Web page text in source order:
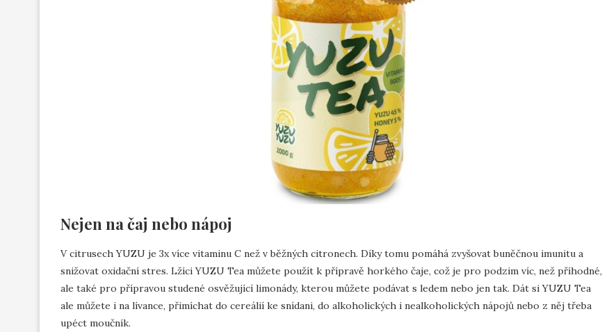
Nejen na čaj nebo nápoj
V citrusech YUZU je 3x více vitaminu C než v běžných citronech. Díky tomu pomáhá zvyšovat buněčnou imunitu a
snižovat oxidační stres. Lžíci YUZU Tea můžete použít k přípravě horkého čaje, což je pro podzim víc, než příhodné,
ale také pro přípravou studené osvěžující limonády, kterou můžete podávat s ledem nebo jen tak. Dát si YUZU Tea
ale můžete i na lívance, přimíchat do cereálií ke snídani, do alkoholických i nealkoholických nápojů nebo z něj třeba
upéct moučník.